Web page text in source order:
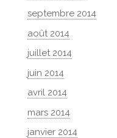
septembre 2014
août 2014
juillet 2014
juin 2014
avril 2014
mars 2014
janvier 2014